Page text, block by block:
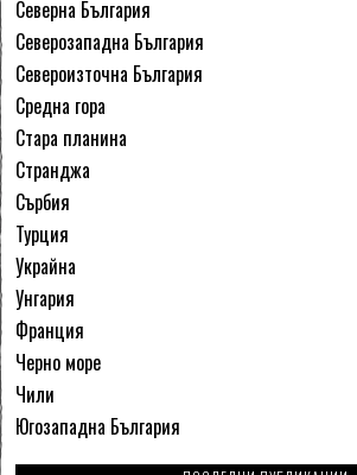
Северна България
Северозападна България
Североизточна България
Средна гора
Стара планина
Странджа
Сърбия
Турция
Украйна
Унгария
Франция
Черно море
Чили
Югозападна България